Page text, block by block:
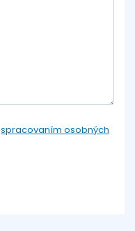
spracovaním osobných